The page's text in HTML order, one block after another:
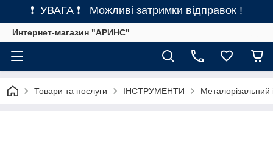
❗ УВАГА ❗ Можливі затримки відправок !
Интернет-магазин "АРИНС"
Товари та послуги ІНСТРУМЕНТИ Металорізальний